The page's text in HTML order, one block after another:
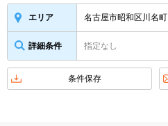
エリア 名古屋市昭和区川名町
詳細条件 指定なし
条件保存